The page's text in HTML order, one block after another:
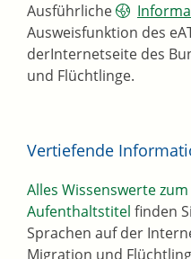
Ausführliche
Ausweisfunktion des
derInternetseite des
und Flüchtlinge.
Vertiefende
Alles Wissenswerte
Aufenthaltstitel finden
Sprachen auf der
Migration und